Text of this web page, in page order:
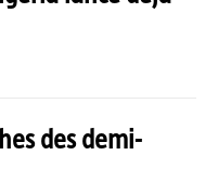
des demi-